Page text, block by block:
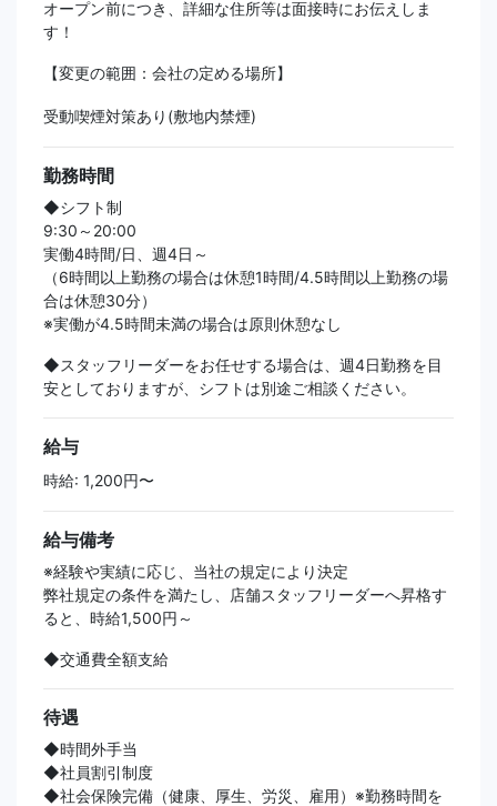
オープン前につき、詳細な住所等は面接時にお伝えしま
す！
【変更の範囲：会社の定める場所】
受動喫煙対策あり(敷地内禁煙)
勤務時間
◆シフト制
9:30～20:00
実働4時間/日、週4日～
（6時間以上勤務の場合は休憩1時間/4.5時間以上勤務の場
合は休憩30分）
※実働が4.5時間未満の場合は原則休憩なし
◆スタッフリーダーをお任せする場合は、週4日勤務を目
安としておりますが、シフトは別途ご相談ください。
給与
時給: 1,200円〜
給与備考
※経験や実績に応じ、当社の規定により決定
弊社規定の条件を満たし、店舗スタッフリーダーへ昇格す
ると、時給1,500円～
◆交通費全額支給
待遇
◆時間外手当
◆社員割引制度
◆社会保険完備（健康、厚生、労災、雇用）※勤務時間を